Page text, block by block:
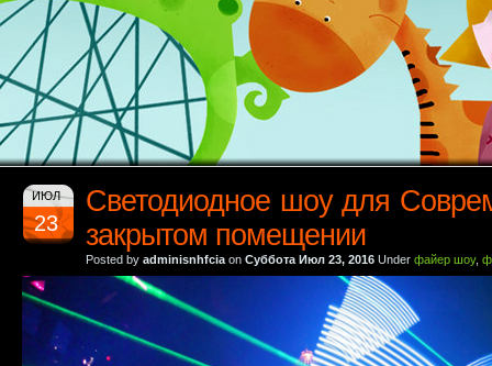
ИЮЛ
23
Светодиодное шоу для
закрытом помещении
Posted by adminisnhfcia on Суббота Июл 23, 2016 Under файер шоу,